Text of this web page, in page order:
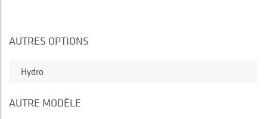
AUTRES OPTIONS
Hydro
AUTRE MODÈLE